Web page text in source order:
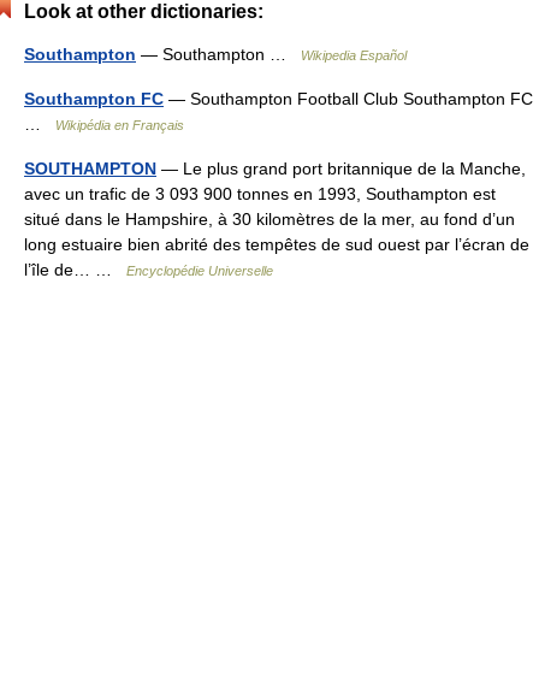
Look at other dictionaries:
Southampton — Southampton … Wikipedia Español
Southampton FC — Southampton Football Club Southampton FC
Wikipédia en Français
SOUTHAMPTON — Le plus grand port britannique de la Manche,
avec un trafic de 3 093 900 tonnes en 1993, Southampton est
situé dans le Hampshire, à 30 kilomètres de la mer, au fond d’un
long estuaire bien abrité des tempêtes de sud ouest par l’écran de
l’île de… …
Encyclopédie Universelle